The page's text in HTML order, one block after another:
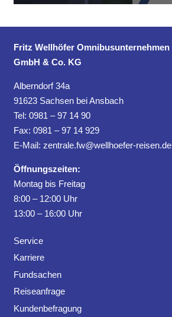
Fritz Wellhöfer Omnibusunternehmen
GmbH & Co. KG
Alberndorf 34a
91623 Sachsen bei Ansbach
Tel: 0981 – 97 14 90
Fax: 0981 – 97 14 929
E-Mail: zentrale.fw@wellhoefer-reisen.de
Öffnungszeiten:
Montag bis Freitag
8:00 – 12:00 Uhr
13:00 – 16:00 Uhr
Service
Karriere
Fundsachen
Reiseanfrage
Kundenbefragung